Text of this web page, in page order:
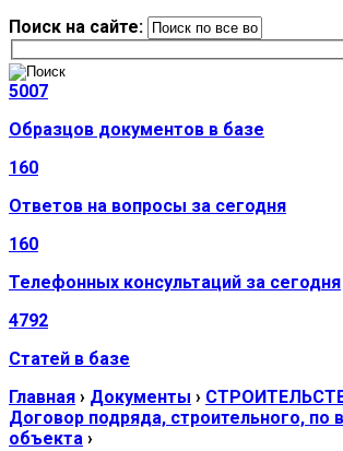
Поиск на сайте:
5007
Образцов документов в базе
160
Ответов на вопросы за сегодня
160
Телефонных консультаций за сегодня
4792
Статей в базе
Главная › Документы ›
Договор подряда, строительного, по
объекта ›